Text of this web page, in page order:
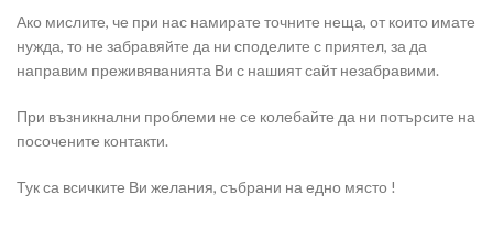
Ако мислите, че при нас намирате точните неща, от които имате
нужда, то не забравяйте да ни споделите с приятел, за да
направим преживяванията Ви с нашият сайт незабравими.
При възникнални проблеми не се колебайте да ни потърсите на
посочените контакти.
Тук са всичките Ви желания, събрани на едно място !